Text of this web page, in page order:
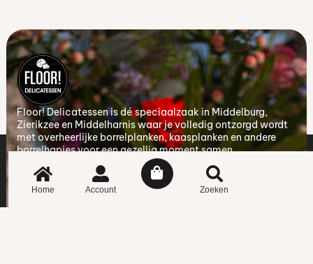
Floor! Delicatessen is dé speciaalzaak in Middelburg,
Zierikzee en Middelharnis waar je volledig ontzorgd wordt
met overheerlijke borrelplanken, kaasplanken en andere
borrelhapjes voor een gezellig moment samen.
Home Account Zoeken